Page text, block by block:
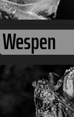
Wespen